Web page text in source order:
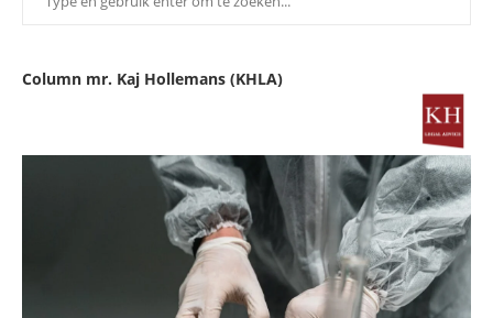
Column mr. Kaj Hollemans (KHLA)